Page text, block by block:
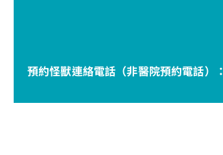
預約怪獸連絡電話（非醫院預約電話）：